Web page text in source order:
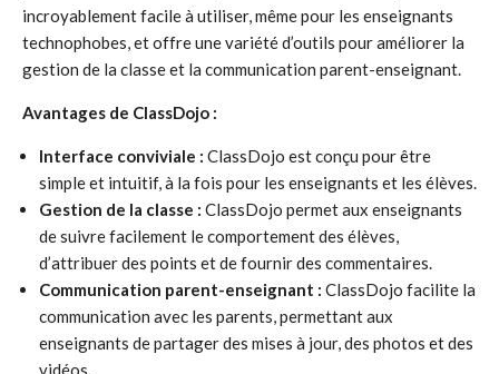
incroyablement facile à utiliser, même pour les enseignants
technophobes, et offre une variété d’outils pour améliorer la
gestion de la classe et la communication parent-enseignant.
Avantages de ClassDojo :
Interface conviviale : ClassDojo est conçu pour être
simple et intuitif, à la fois pour les enseignants et les élèves.
Gestion de la classe : ClassDojo permet aux enseignants
de suivre facilement le comportement des élèves,
d’attribuer des points et de fournir des commentaires.
Communication parent-enseignant : ClassDojo facilite la
communication avec les parents, permettant aux
enseignants de partager des mises à jour, des photos et des
vidéos.